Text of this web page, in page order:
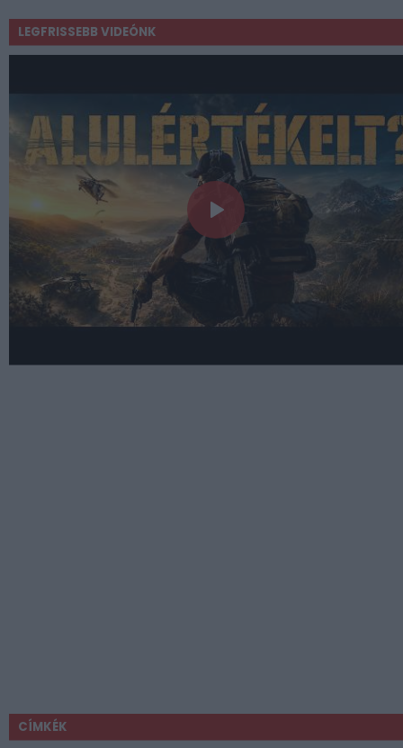
LEGFRISSEBB VIDEÓNK
CÍMKÉK